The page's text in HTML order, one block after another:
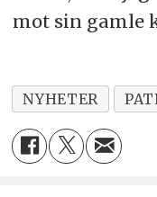
mot sin gamle
NYHETER